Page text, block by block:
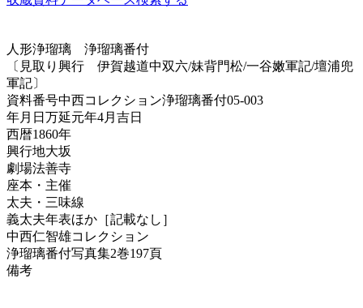
人形浄瑠璃 浄瑠璃番付
〔見取り興行 伊賀越道中双六/妹背門松/一谷嫩軍記/壇浦兜
軍記〕
資料番号中西コレクション浄瑠璃番付05-003
年月日 万延元年4月吉日
西暦1860年
興行地大坂
劇場法善寺
座本・主催
太夫・三味線
義太夫年表ほか ［記載なし］
中西仁智雄コレクション
浄瑠璃番付写真集2巻197頁
備考